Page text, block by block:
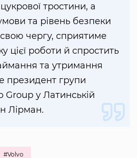
тростини, а
та рівень безпеки
свою чергу, сприятиме
цієї роботи й спростить
та утримання
президент групи
Group у Латинській
Лірман.
#Volvo